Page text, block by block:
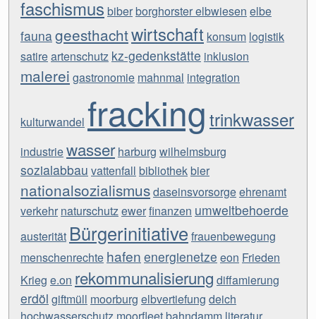
faschismus biberborghorster elbwiesen elbe
faunageesthachtwirtschaft konsum logistik
satireartenschutz kz-gedenkstätte inklusion
malerei gastronomie mahnmal integration
kulturwandel fracking trinkwasser
industriewasser harburg wilhelmsburg
sozialabbau vattenfall bibliothekbier
nationalsozialismusdaseinsvorsorgeehrenamt
verkehr naturschutzewerfinanzen umweltbehoerde
austerität Bürgerinitiative frauenbewegung
menschenrechte hafen energienetze eon Frieden
Krieg e.on rekommunalisierung diffamierung
erdöl giftmüll moorburg elbvertiefung deich
hochwasserschutz moorfleetbahndamm literatur